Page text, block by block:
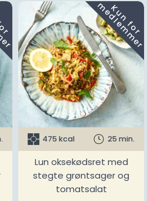
K
u
n
f
o
r
m
e
d
l
e
m
m
e
r
475 kcal 25 min.
Lun oksekødsret med
stegte grøntsager og
tomatsalat